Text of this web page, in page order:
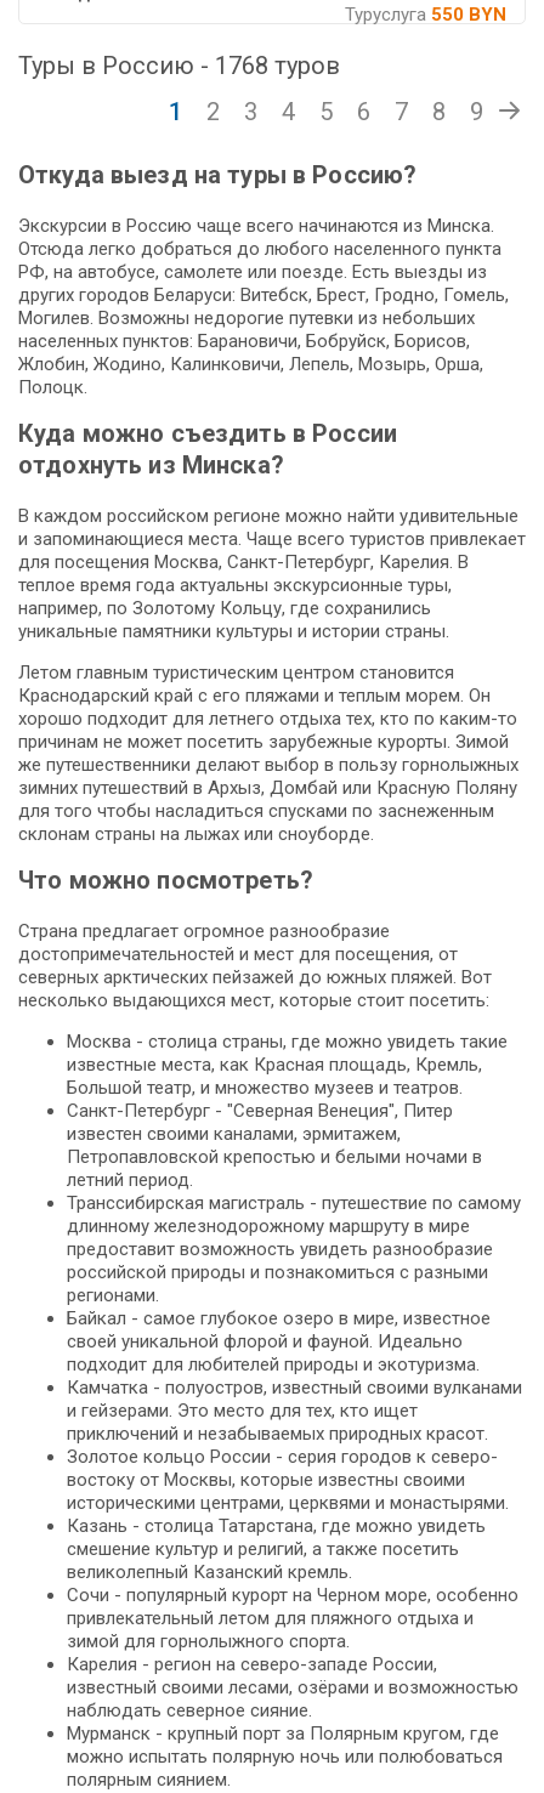
Туруслуга 550 BYN
Туры в Россию - 1768 туров
1
2 3 4 5 6 7 8 9
Откуда выезд на туры в Россию?
Экскурсии в Россию чаще всего начинаются из Минска.
Отсюда легко добраться до любого населенного пункта
РФ, на автобусе, самолете или поезде. Есть выезды из
других городов Беларуси: Витебск, Брест, Гродно, Гомель,
Могилев. Возможны недорогие путевки из небольших
населенных пунктов: Барановичи, Бобруйск, Борисов,
Жлобин, Жодино, Калинковичи, Лепель, Мозырь, Орша,
Полоцк.
Куда можно съездить в России
отдохнуть из Минска?
В каждом российском регионе можно найти удивительные
и запоминающиеся места. Чаще всего туристов привлекает
для посещения Москва, Санкт-Петербург, Карелия. В
теплое время года актуальны экскурсионные туры,
например, по Золотому Кольцу, где сохранились
уникальные памятники культуры и истории страны.
Летом главным туристическим центром становится
Краснодарский край с его пляжами и теплым морем. Он
хорошо подходит для летнего отдыха тех, кто по каким-то
причинам не может посетить зарубежные курорты. Зимой
же путешественники делают выбор в пользу горнолыжных
зимних путешествий в Архыз, Домбай или Красную Поляну
для того чтобы насладиться спусками по заснеженным
склонам страны на лыжах или сноуборде.
Что можно посмотреть?
Страна предлагает огромное разнообразие
достопримечательностей и мест для посещения, от
северных арктических пейзажей до южных пляжей. Вот
несколько выдающихся мест, которые стоит посетить:
Москва - столица страны, где можно увидеть такие
известные места, как Красная площадь, Кремль,
Большой театр, и множество музеев и театров.
Санкт-Петербург - "Северная Венеция", Питер
известен своими каналами, эрмитажем,
Петропавловской крепостью и белыми ночами в
летний период.
Транссибирская магистраль - путешествие по самому
длинному железнодорожному маршруту в мире
предоставит возможность увидеть разнообразие
российской природы и познакомиться с разными
регионами.
Байкал - самое глубокое озеро в мире, известное
своей уникальной флорой и фауной. Идеально
подходит для любителей природы и экотуризма.
Камчатка - полуостров, известный своими вулканами
и гейзерами. Это место для тех, кто ищет
приключений и незабываемых природных красот.
Золотое кольцо России - серия городов к северо-
востоку от Москвы, которые известны своими
историческими центрами, церквями и монастырями.
Казань - столица Татарстана, где можно увидеть
смешение культур и религий, а также посетить
великолепный Казанский кремль.
Сочи - популярный курорт на Черном море, особенно
привлекательный летом для пляжного отдыха и
зимой для горнолыжного спорта.
Карелия - регион на северо-западе России,
известный своими лесами, озёрами и возможностью
наблюдать северное сияние.
Мурманск - крупный порт за Полярным кругом, где
можно испытать полярную ночь или полюбоваться
полярным сиянием.